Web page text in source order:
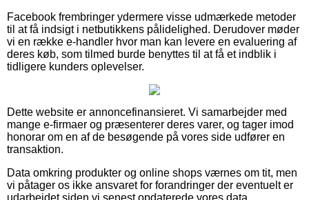
Facebook frembringer ydermere visse udmærkede metoder
til at få indsigt i netbutikkens pålidelighed. Derudover møder
vi en række e-handler hvor man kan levere en evaluering af
deres køb, som tilmed burde benyttes til at få et indblik i
tidligere kunders oplevelser.
Dette website er annoncefinansieret. Vi samarbejder med
mange e-firmaer og præsenterer deres varer, og tager imod
honorar om en af de besøgende på vores side udfører en
transaktion.
Data omkring produkter og online shops værnes om tit, men
vi påtager os ikke ansvaret for forandringer der eventuelt er
udarbejdet siden vi senest opdaterede vores data.